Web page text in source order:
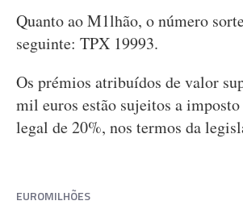
Quanto ao M1lhão, o número
seguinte: TPX 19993.
Os prémios atribuídos de valor
mil euros estão sujeitos a
legal de 20%, nos termos da
EUROMILHÕES